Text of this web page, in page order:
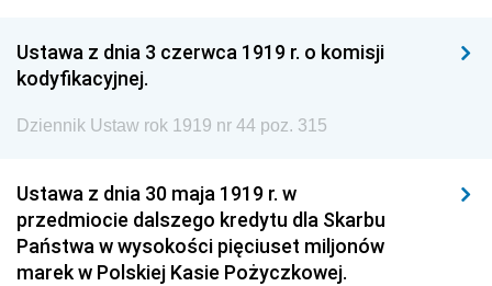
Ustawa z dnia 3 czerwca 1919 r. o komisji
kodyfikacyjnej.
Dziennik Ustaw rok 1919 nr 44 poz. 315
Ustawa z dnia 30 maja 1919 r. w
przedmiocie dalszego kredytu dla Skarbu
Państwa w wysokości pięciuset miljonów
marek w Polskiej Kasie Pożyczkowej.